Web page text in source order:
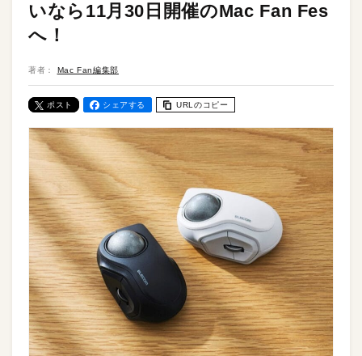
いなら11月30日開催のMac Fan Fes
へ！
著者： Mac Fan編集部
ポスト シェアする URLのコピー